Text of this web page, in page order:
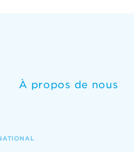
À propos de nous